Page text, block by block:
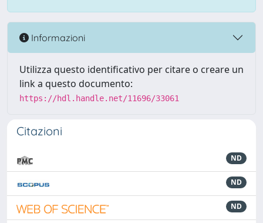
Informazioni
Utilizza questo identificativo per citare o creare un
link a questo documento:
https://hdl.handle.net/11696/33061
Citazioni
ND
ND
ND